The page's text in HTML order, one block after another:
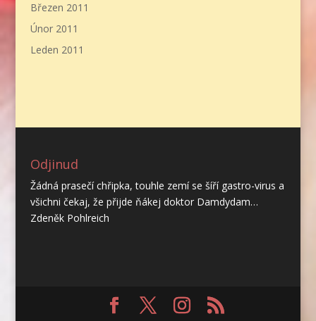
Březen 2011
Únor 2011
Leden 2011
Odjinud
Žádná prasečí chřipka, touhle zemí se šíří gastro-virus a
všichni čekaj, že přijde ňákej doktor Damdydam…
Zdeněk Pohlreich